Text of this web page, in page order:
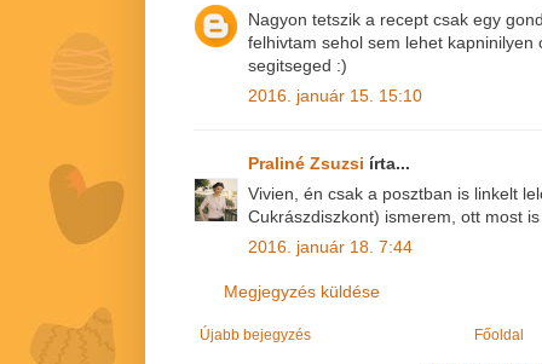
Nagyon tetszik a recept csak egy
felhivtam sehol sem lehet
segitseged :)
2016. január 15. 15:10
Praliné Zsuzsi írta...
Vivien, én csak a posztban is linkelt
Cukrászdiszkont) ismerem, ott most
2016. január 18. 7:44
Megjegyzés küldése
Újabb bejegyzés Főoldal